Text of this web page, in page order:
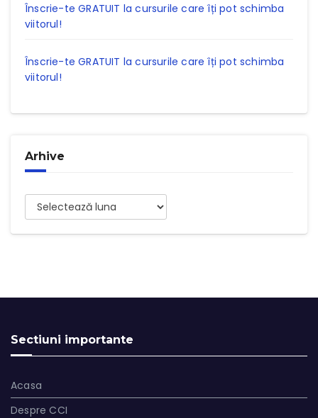
Înscrie-te GRATUIT la cursurile care îți pot schimba
viitorul!
Înscrie-te GRATUIT la cursurile care îți pot schimba
viitorul!
Arhive
Arhive
Sectiuni importante
Acasa
Despre CCI